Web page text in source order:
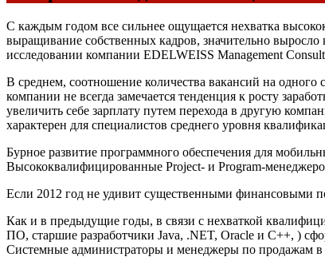
С каждым годом все сильнее ощущается нехватка
выращивание собственных кадров, значительно
исследовании компании EDELWEISS Management
В среднем, соотношение количества вакансий на одного
компании не всегда замечается тенденция к росту
увеличить себе зарплату путем перехода в другую
характерен для специалистов среднего уровня
Бурное развитие программного обеспечения для
Высококвалифицированные Project- и Program-
Если 2012 год не удивит существенными финансовыми
Как и в предыдущие годы, в связи с нехваткой
ПО, старшие разработчики Java, .NET, Oracle и C++, )
Системные администраторы и менеджеры по продажам в